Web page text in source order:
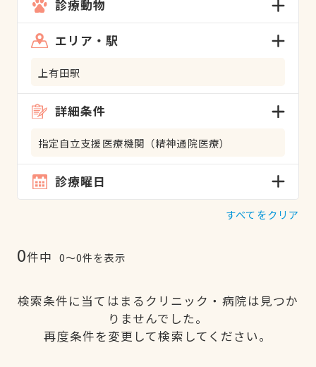
診療動物
エリア・駅
上有田駅
詳細条件
指定自立支援医療機関（精神通院医療）
診療曜日
すべてをクリア
0件中 0〜0件を表示
検索条件に当てはまるクリニック・病院は見つか
りませんでした。
再度条件を変更して検索してください。